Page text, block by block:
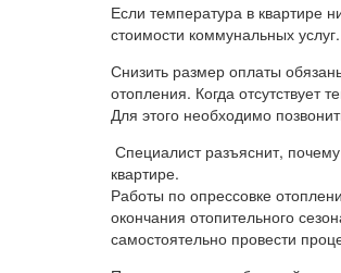
Если температура в квартире
стоимости коммунальных услуг.
Снизить размер оплаты
отопления. Когда отсутствует
Для этого необходимо
Специалист разъяснит,
квартире.
Работы по опрессовке
окончания отопительного
самостоятельно провести